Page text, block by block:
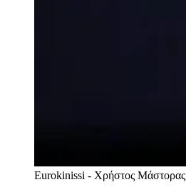
Eurokinissi - Χρήστος Μάστορας